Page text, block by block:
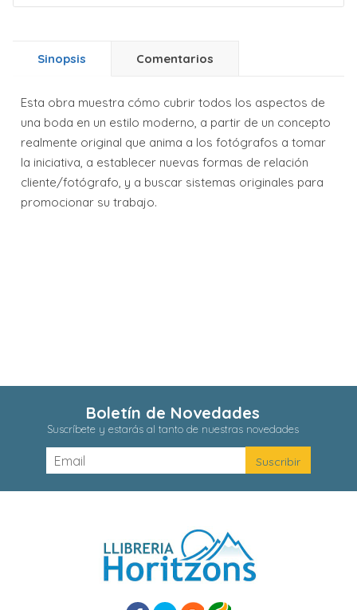
Sinopsis Comentarios
Esta obra muestra cómo cubrir todos los aspectos de
una boda en un estilo moderno, a partir de un concepto
realmente original que anima a los fotógrafos a tomar
la iniciativa, a establecer nuevas formas de relación
cliente/fotógrafo, y a buscar sistemas originales para
promocionar su trabajo.
Boletín de Novedades
Suscríbete y estarás al tanto de nuestras novedades